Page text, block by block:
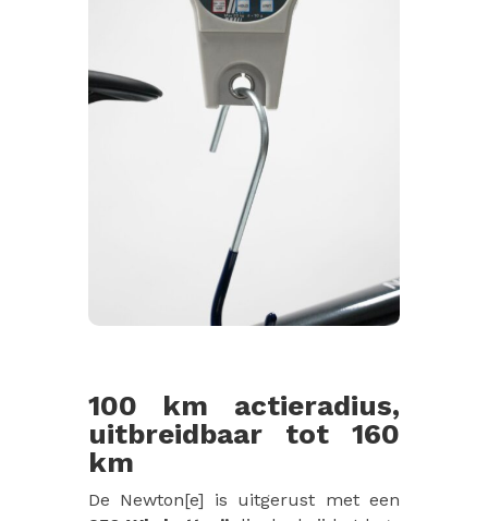
100 km actieradius,
uitbreidbaar tot 160
km
De Newton[e] is uitgerust met een